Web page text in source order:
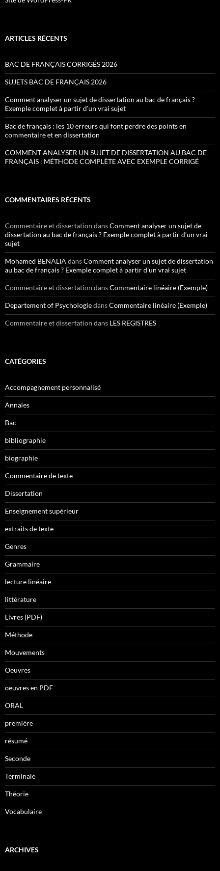
ARTICLES RÉCENTS
BAC DE FRANÇAIS CORRIGÉS 2026
SUJETS BAC DE FRANÇAIS 2026
Comment analyser un sujet de dissertation au bac de français ?
Exemple complet à partir d’un vrai sujet
Bac de français : les 10 erreurs qui font perdre des points en
commentaire et en dissertation
COMMENT ANALYSER UN SUJET DE DISSERTATION AU BAC DE
FRANÇAIS : MÉTHODE COMPLÈTE AVEC EXEMPLE CORRIGÉ
COMMENTAIRES RÉCENTS
Commentaire et dissertation dansComment analyser un sujet de
dissertation au bac de français ? Exemple complet à partir d’un vrai
sujet
Mohamed BENALIA dansComment analyser un sujet de dissertation
au bac de français ? Exemple complet à partir d’un vrai sujet
Commentaire et dissertation dansCommentaire linéaire (Exemple)
Departement of PsychologiedansCommentaire linéaire (Exemple)
Commentaire et dissertation dans LES REGISTRES
CATÉGORIES
Accompagnement personnalisé
Annales
Bac
bibliographie
biographie
Commentaire de texte
Dissertation
Enseignement supérieur
extraits de texte
Genres
Grammaire
lecture linéaire
littérature
Livres (PDF)
Méthode
Mouvements
Oeuvres
oeuvres en PDF
ORAL
première
résumé
Seconde
Terminale
Théorie
Vocabulaire
ARCHIVES